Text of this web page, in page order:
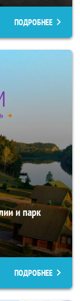
ПОДРОБНЕЕ
и парк
ПОДРОБНЕЕ